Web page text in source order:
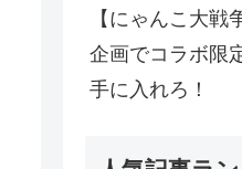
【にゃんこ大戦
企画でコラボ限
手に入れろ！